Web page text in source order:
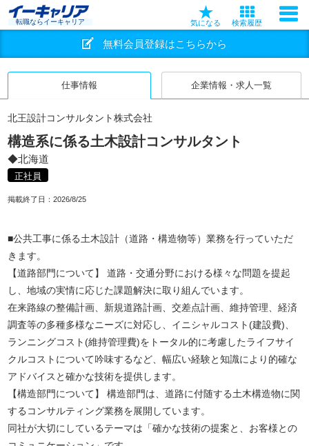
転職ならイーキャリア 気になる 検索履歴
無料会員登録はこちらから
仕事情報 企業情報・求人一覧
北王設計コンサルタント株式会社
構造系に係る土木設計コンサルタント
◆北海道
正社員
掲載終了日： 2026/8/25
■公共工事に係る土木設計（道路・構造物等）業務を行っていただ
きます。
【道路部門について】 道路・交通分野における様々な問題を提起
し、地域の実情に応じた課題解決に取り組んでいます。
在来路線の整備計画、新規道路計画、交差点計画、維持管理、経済
調査等の多種多様なニーズに対応し、イニシャルコスト(建設費)、
ランニングコスト(維持管理費)をトータル的に考慮したライフサイ
クルコストについて吟味するなど、幅広い経験と知識により的確な
アドバイスと確かな技術を提供します。
【構造部門について】 構造部門は、道路に付随する土木構造物に関
するコンサルティング業務を展開しています。
同社が大切にしているテーマは「確かな技術の提案と、お客様との